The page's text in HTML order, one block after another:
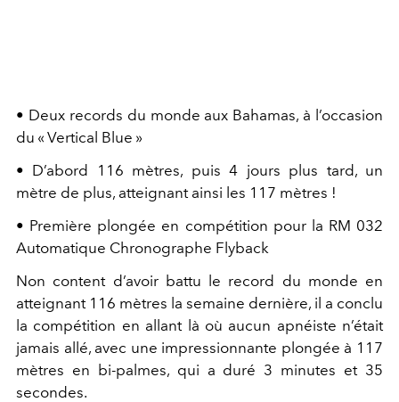
• Deux records du monde aux Bahamas, à l’occasion
du « Vertical Blue »
• D’abord 116 mètres, puis 4 jours plus tard, un
mètre de plus, atteignant ainsi les 117 mètres !
• Première plongée en compétition pour la RM 032
Automatique Chronographe Flyback
Non content d’avoir battu le record du monde en
atteignant 116 mètres la semaine dernière, il a conclu
la compétition en allant là où aucun apnéiste n’était
jamais allé, avec une impressionnante plongée à 117
mètres en bi-palmes, qui a duré 3 minutes et 35
secondes.